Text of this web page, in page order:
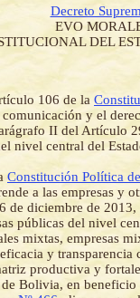
Decreto
EVO
DEL
106 de la
comunicación y el
II del Artículo
nivel central del
Constitución Política
a las empresas y
de diciembre de
públicas del nivel
mixtas, empresas
y
productiva y
Bolivia, en